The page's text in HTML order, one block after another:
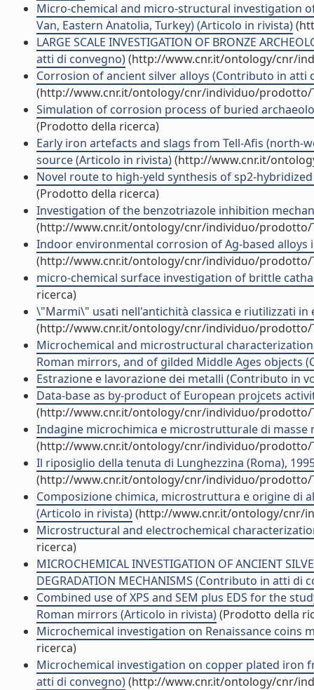
Micro-chemical and micro-structural investigation
Van, Eastern Anatolia, Turkey) (Articolo in rivista)
LARGE SCALE INVESTIGATION OF BRONZE
atti di convegno)(http://www.cnr.it/ontology/cnr/
Corrosion of ancient silver alloys (Contributo in atti
(http://www.cnr.it/ontology/cnr/individuo/prodotto/
Simulation of corrosion process of buried
(Prodotto della ricerca)
Early iron artefacts and slags from Tell-Afis
source (Articolo in rivista)(http://www.cnr.it/
Novel route to high-yeld synthesis of sp2-
(Prodotto della ricerca)
Investigation of the benzotriazole inhibition
(http://www.cnr.it/ontology/cnr/individuo/prodotto/
Indoor environmental corrosion of Ag-based alloys
(http://www.cnr.it/ontology/cnr/individuo/prodotto/
micro-chemical surface investigation of brittle
ricerca)
\"Marmi\" usati nell'antichità classica e riutilizzati
(http://www.cnr.it/ontology/cnr/individuo/prodotto/
Microchemical and microstructural
Roman mirrors, and of gilded Middle Ages objects
Estrazione e lavorazione dei metalli (Contributo in
Data-base as by-product of European projcets
(http://www.cnr.it/ontology/cnr/individuo/prodotto/
Indagine microchimica e microstrutturale di masse
(http://www.cnr.it/ontology/cnr/individuo/prodotto/
Il riposiglio della tenuta di Lunghezzina (Roma),
(http://www.cnr.it/ontology/cnr/individuo/prodotto/
Composizione chimica, microstruttura e origine di
(Articolo in rivista)(http://www.cnr.it/ontology/cnr/
Microstructural and electrochemical
ricerca)
MICROCHEMICAL INVESTIGATION OF ANCIENT
DEGRADATION MECHANISMS (Contributo in atti di
Combined use of XPS and SEM plus EDS for the
Roman mirrors (Articolo in rivista)(Prodotto della
Microchemical investigation on Renaissance coins
ricerca)
Microchemical investigation on copper plated iron
atti di convegno)(http://www.cnr.it/ontology/cnr/